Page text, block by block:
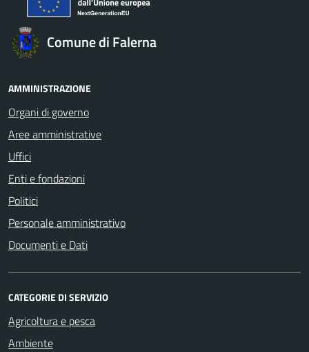
Comune di Falerna
AMMINISTRAZIONE
Organi di governo
Aree amministrative
Uffici
Enti e fondazioni
Politici
Personale amministrativo
Documenti e Dati
CATEGORIE DI SERVIZIO
Agricoltura e pesca
Ambiente